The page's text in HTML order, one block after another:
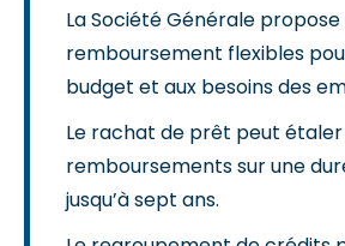
La Société Générale
remboursement flexibles
budget et aux besoins des
Le rachat de prêt peut
remboursements sur une
jusqu’à sept ans.